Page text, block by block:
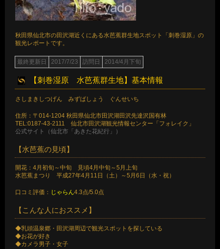
秋田県仙北市の田沢湖近くにある水芭蕉群生地スポット「刺巻湿原」の
観光レポートです。
最終更新日 2017/7/23 訪問日 2014/4月下旬
【刺巻湿原 水芭蕉群生地】基本情報
さしまきしつげん みずばしょう ぐんせいち
住所：〒014-1204 秋田県仙北市田沢湖田沢先達沢国有林
TEL:0187-43-2111 仙北市田沢湖観光情報センター「フォレイク」
公式サイト（仙北市「あきた花紀行」）
【水芭蕉の見頃】
開花：4月初旬～中旬 見頃4月中旬～5月上旬
水芭蕉まつり 平成27年4月11日（土）～5月6日（水・祝）
口コミ評価： じゃらん4.3点/5.0点
【こんな人におススメ】
◆乳頭温泉郷・田沢湖周辺で観光スポットを探している
◆お花が好き
◆カメラ男子・女子